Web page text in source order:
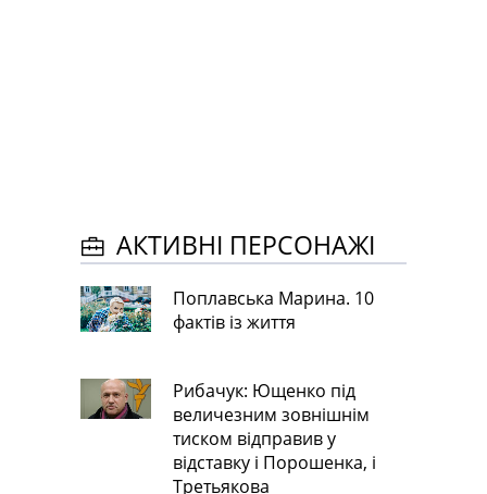
АКТИВНІ ПЕРСОНАЖІ
Поплавська Марина. 10
фактів із життя
Рибачук: Ющенко під
величезним зовнішнім
тиском відправив у
відставку і Порошенка, і
Третьякова